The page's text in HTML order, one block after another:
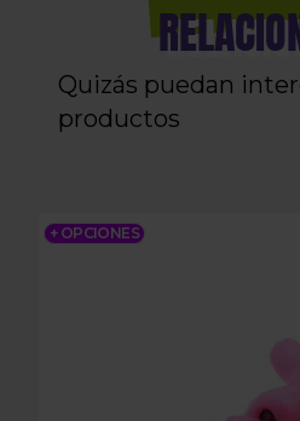
Quizás puedan
productos
+ OPCIONES
BOQUILLA SUPER BUU